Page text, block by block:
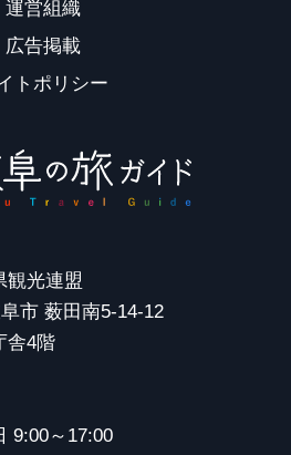
運営組織
広告掲載
トポリシー
光連盟
市 薮田南5-14-12
舎4階
9:00～17:00